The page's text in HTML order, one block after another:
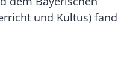
und Kultus) fand